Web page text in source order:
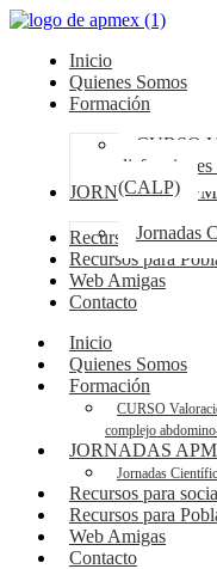
Inicio
Quienes Somos
Formación
CURSO
(CALP)
JORNADAS
Jornadas
Recursos para
Recursos para
Web Amigas
Contacto
Inicio
Quienes Somos
Formación
CURSO
complejo
JORNADAS
Jornadas
Recursos para
Recursos para
Web Amigas
Contacto